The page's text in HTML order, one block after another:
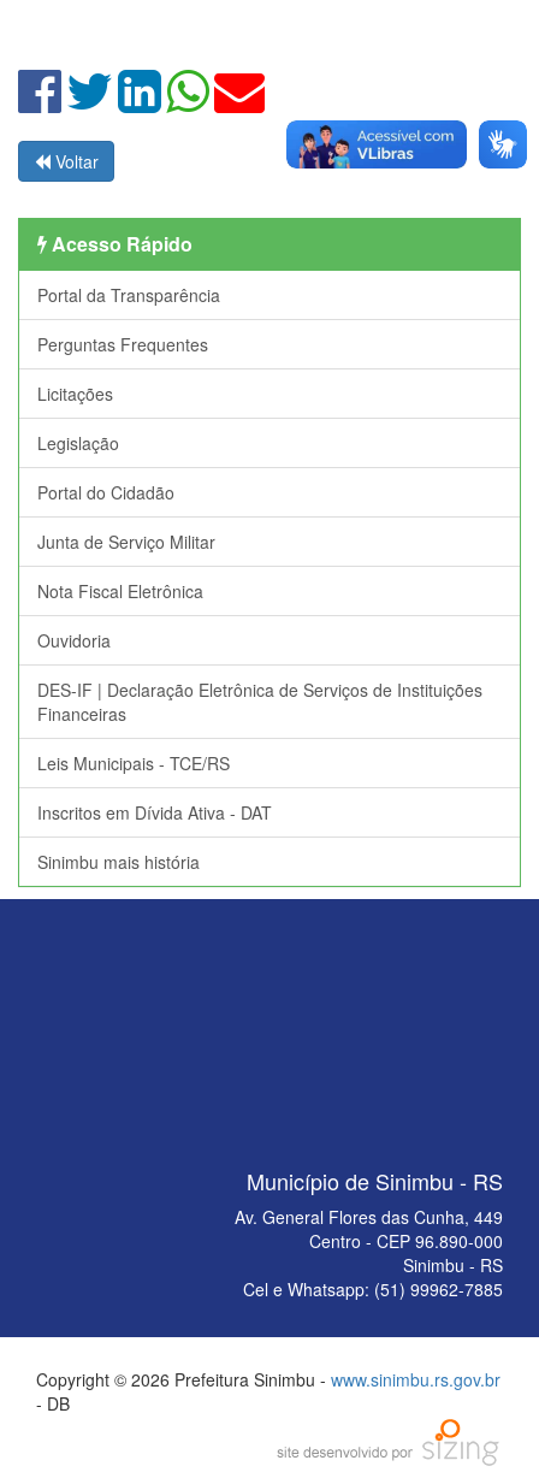
Voltar
Acesso Rápido
Portal da Transparência
Perguntas Frequentes
Licitações
Legislação
Portal do Cidadão
Junta de Serviço Militar
Nota Fiscal Eletrônica
Ouvidoria
DES-IF | Declaração Eletrônica de Serviços de Instituições
Financeiras
Leis Municipais - TCE/RS
Inscritos em Dívida Ativa - DAT
Sinimbu mais história
Município de Sinimbu - RS
Av. General Flores das Cunha, 449
Centro - CEP 96.890-000
Sinimbu - RS
Cel e Whatsapp: (51) 99962-7885
Copyright © 2026 Prefeitura Sinimbu - www.sinimbu.rs.gov.br
- DB